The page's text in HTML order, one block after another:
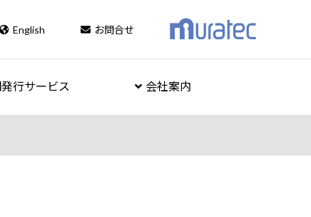
English お問合せ
行サービス 会社案内